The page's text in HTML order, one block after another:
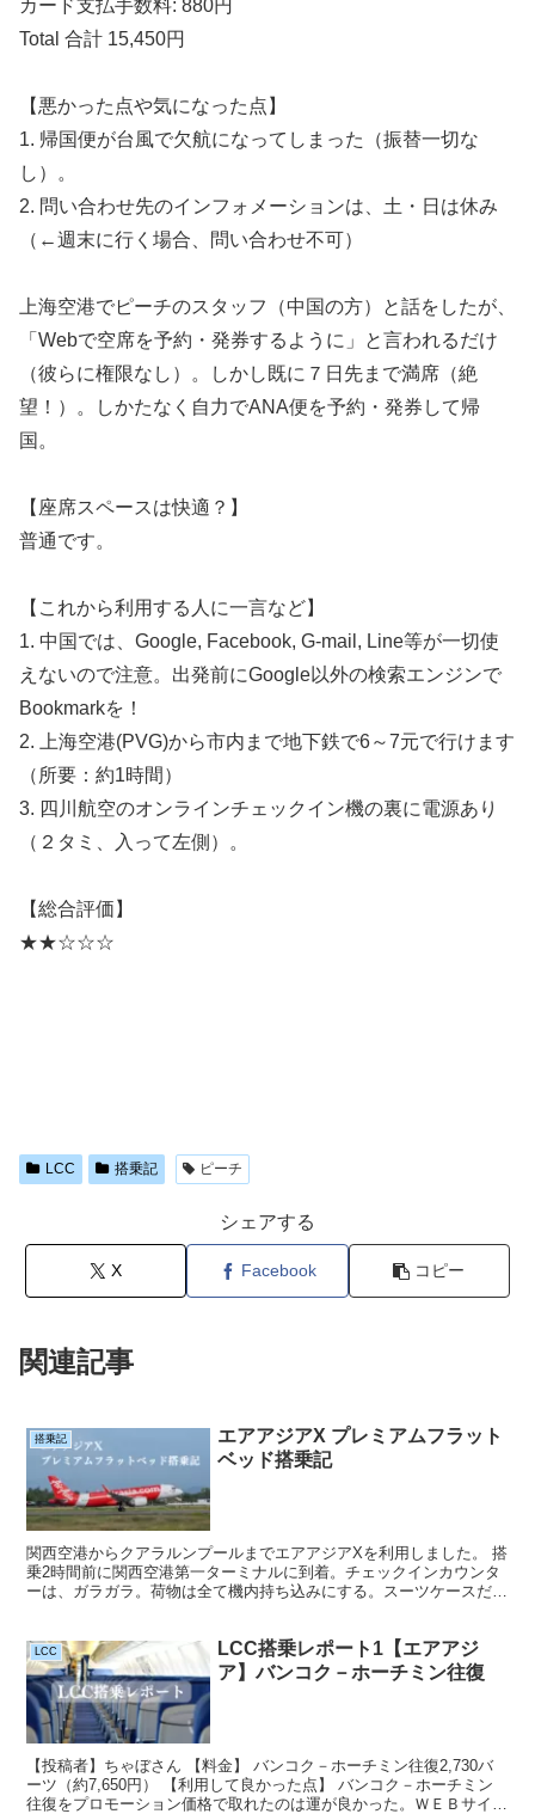
カード支払手数料: 880円
Total 合計 15,450円
【悪かった点や気になった点】
1. 帰国便が台風で欠航になってしまった（振替一切な
し）。
2. 問い合わせ先のインフォメーションは、土・日は休み
（←週末に行く場合、問い合わせ不可）
上海空港でピーチのスタッフ（中国の方）と話をしたが、
「Webで空席を予約・発券するように」と言われるだけ
（彼らに権限なし）。しかし既に７日先まで満席（絶
望！）。しかたなく自力でANA便を予約・発券して帰
国。
【座席スペースは快適？】
普通です。
【これから利用する人に一言など】
1. 中国では、Google, Facebook, G-mail, Line等が一切使
えないので注意。出発前にGoogle以外の検索エンジンで
Bookmarkを！
2. 上海空港(PVG)から市内まで地下鉄で6～7元で行けます
（所要：約1時間）
3. 四川航空のオンラインチェックイン機の裏に電源あり
（２タミ、入って左側）。
【総合評価】
★★☆☆☆
LCC 搭乗記 ピーチ
シェアする
X Facebook コピー
関連記事
搭乗記
エアアジアX プレミアムフラット
ベッド搭乗記
関西空港からクアラルンプールまでエアアジアXを利用しました。 搭
乗2時間前に関西空港第一ターミナルに到着。チェックインカウンタ
ーは、ガラガラ。荷物は全て機内持ち込みにする。スーツケースだけ
LCC
LCC搭乗レポート1【エアアジ
ア】バンコク－ホーチミン往復
【投稿者】ちゃぼさん 【料金】 バンコク－ホーチミン往復2,730バ
ーツ（約7,650円） 【利用して良かった点】 バンコク－ホーチミン
往復をプロモーション価格で取れたのは運が良かった。ＷＥＢサイト